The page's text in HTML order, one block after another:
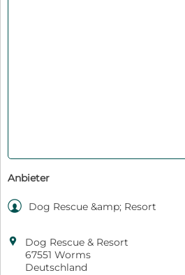
Anbieter
 Dog Rescue &amp; Resort

Dog Rescue & Resort
67551 Worms
Deutschland